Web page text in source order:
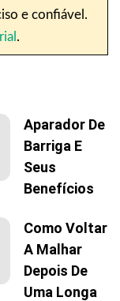
e confiável.
.
Aparador De
Barriga E
Seus
Benefícios
Como Voltar
A Malhar
Depois De
Uma Longa